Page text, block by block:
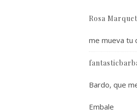
Rosa
me mueva tu
Bardo, que
Embale